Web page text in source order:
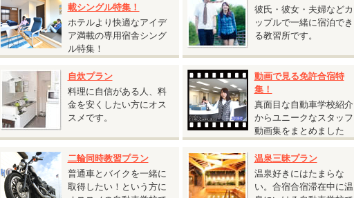
2026.07.27
『期間限定割引 普通AT車 5,000円割引キャンペーン』
◆広島県 竹原自動車学校◆
『期間限定割引 普通AT車 5,000円割引キャンペーン』
●受付開始日：2026年7月27日から
入校日：9月13日～10月31日の期間の入校日は
税込5,000円割引！
【女性の方必見！女性割と併用で最大割引あり】
●入校日：9月20日～10月31日の期間の入校は
最大税込15,000円割引！
2026.06.22
載シングル特集！
ホテルより快適なアイデ
ア満載の専用宿舎シング
ル特集！
彼氏・彼女・夫婦などカ
ップルで一緒に宿泊でき
る教習所です。
自炊プラン
料理に自信がある人、料
金を安くしたい方にオス
スメです。
動画で見る免許合宿特
集！
真面目な自動車学校紹介
からユニークなスタッフ
動画集をまとめました
二輪同時教習プラン
普通車とバイクを一緒に
取得したい！という方に
温泉三昧プラン
温泉好きにはたまらな
い。合宿合宿滞在中に温